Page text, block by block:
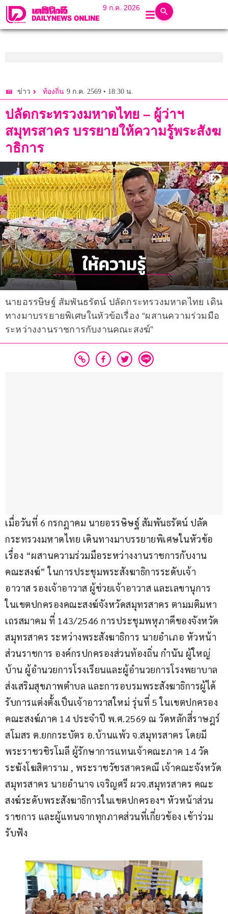
9 ก.ค. 2026
ข่าว ท้องถิ่น 9 ก.ค. 2569 • 18:30 น.
ปลัดกระทรวงมหาดไทย – ผู้ว่าฯ
สมุทรสาคร บรรยายให้ความรู้พระสังฆ
าธิการ
นายอรรษิษฐ์ สัมพันธรัตน์ ปลัดกระทรวงมหาดไทย เดิน
ทางมาบรรยายพิเศษในหัวข้อเรื่อง “ผสานความร่วมมือ
ระหว่างงานราชการกับงานคณะสงฆ์”
เมื่อวันที่ 6 กรกฎาคม นายอรรษิษฐ์ สัมพันธรัตน์ ปลัด
กระทรวงมหาดไทย เดินทางมาบรรยายพิเศษในหัวข้อ
เรื่อง “ผสานความร่วมมือระหว่างงานราชการกับงาน
คณะสงฆ์” ในการประชุมพระสังฆาธิการระดับเจ้า
อาวาส รองเจ้าอาวาส ผู้ช่วยเจ้าอาวาส และเลขานุการ
ในเขตปกครองคณะสงฆ์จังหวัดสมุทรสาคร ตามมติมหา
เถรสมาคม ที่ 143/2546 การประชุมพหุภาคีของจังหวัด
สมุทรสาคร ระหว่างพระสังฆาธิการ นายอำเภอ หัวหน้า
ส่วนราชการ องค์กรปกครองส่วนท้องถิ่น กำนัน ผู้ใหญ่
บ้าน ผู้อำนวยการโรงเรียนและผู้อำนวยการโรงพยาบาล
ส่งเสริมสุขภาพตำบล และการอบรมพระสังฆาธิการผู้ได้
รับการแต่งตั้งเป็นเจ้าอาวาสใหม่ รุ่นที่ 5 ในเขตปกครอง
คณะสงฆ์ภาค 14 ประจำปี พ.ศ.2569 ณ วัดหลักสี่ราษฎร์
สโมสร ต.ยกกระบัตร อ.บ้านแพ้ว จ.สมุทรสาคร โดยมี
พระราชวชิรโมลี ผู้รักษาการแทนเจ้าคณะภาค 14 วัด
ระฆังโฆสิตาราม , พระราชวัชรสาครคณี เจ้าคณะจังหวัด
สมุทรสาคร นายอำนาจ เจริญศรี ผวจ.สมุทรสาคร คณะ
สงฆ์ระดับพระสังฆาธิการในเขตปกครองฯ หัวหน้าส่วน
ราชการ และผู้แทนจากทุกภาคส่วนที่เกี่ยวข้อง เข้าร่วม
รับฟัง